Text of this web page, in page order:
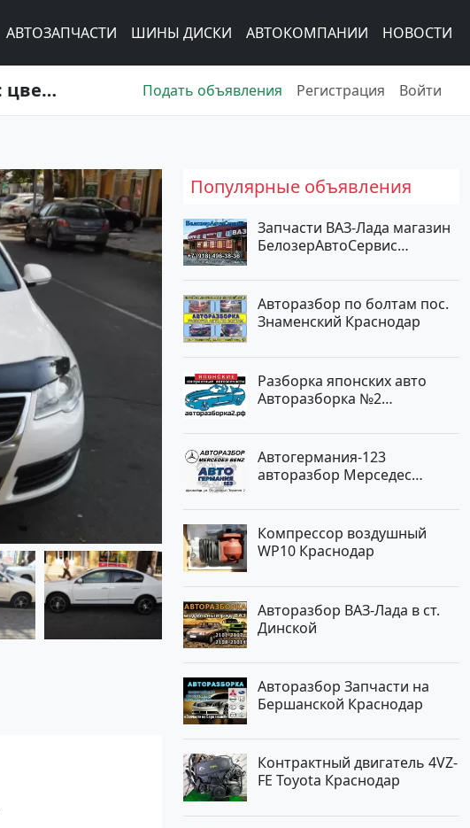
АВТОЗАПЧАСТИ ШИНЫ ДИСКИ АВТОКОМПАНИИ НОВОСТИ
Купить Volkswagen Passat 1600 см3 МКПП (105 л.с.) Бензин инжектор в Анапа: цвет Белый Седан 2008 года по цене 560000 рублей, объявление №2596 на сайте Авторынок23 Подать объявления Регистрация Войти
Популярные объявления
Запчасти ВАЗ-Лада магазин
БелозерАвтоСервис
Авторазбор по болтам пос.
Знаменский Краснодар
Разборка японских авто
Авторазборка №2
Автогермания-123
авторазбор Мерседес
Компрессор воздушный
WP10 Краснодар
Авторазбор ВАЗ-Лада в ст.
Динской
Авторазбор Запчасти на
Бершанской Краснодар
Контрактный двигатель 4VZ-
FE Toyota Краснодар